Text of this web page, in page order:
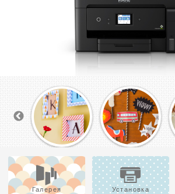
Галерея Установка